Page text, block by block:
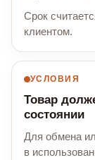
Срок
клиентом.
УСЛОВИЯ
Товар
состоянии
Для обмена
в